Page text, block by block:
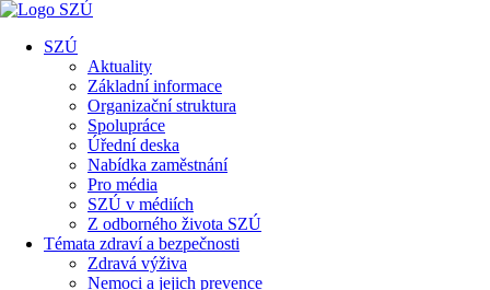
SZÚ
Aktuality
Základní informace
Organizační struktura
Spolupráce
Úřední deska
Nabídka zaměstnání
Pro média
SZÚ v médiích
Z odborného života SZÚ
Témata zdraví a bezpečnosti
Zdravá výživa
Nemoci a jejich prevence